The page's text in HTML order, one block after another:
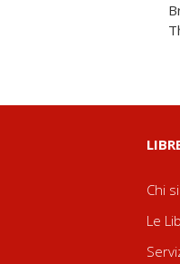
Chi
Le